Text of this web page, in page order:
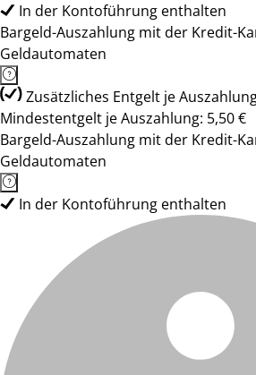
In der Kontoführung enthalten
Bargeld-Auszahlung mit der Kredit-
Geldautomaten
Zusätzliches Entgelt je
Mindestentgelt je Auszahlung: 5,50 €
Bargeld-Auszahlung mit der Kredit-
Geldautomaten
In der Kontoführung enthalten